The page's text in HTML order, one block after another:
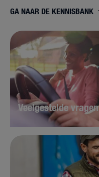
GA NAAR DE KENNISBANK
Veelgestelde vragen